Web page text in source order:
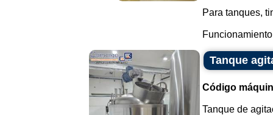
Para tanques,
Tanque
Código
Tanque de